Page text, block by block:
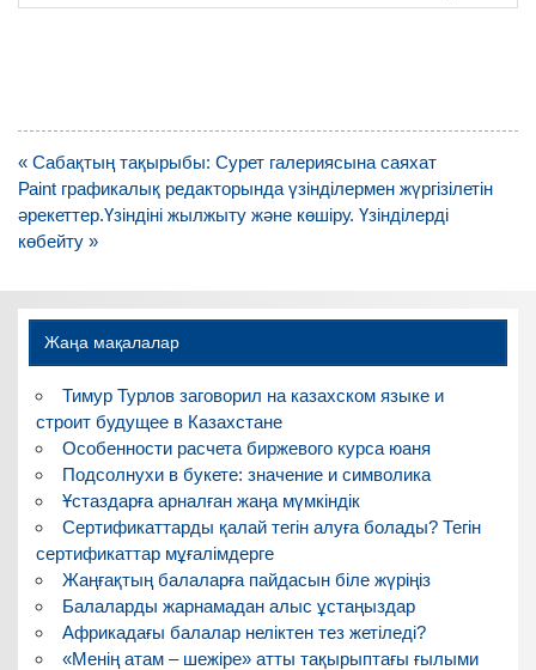
Навигация
по
записям
« Сабақтың тақырыбы: Сурет галериясына саяхат
Раіnt графикалық редакторында үзінділермен жүргізілетін
әрекеттер.Үзіндіні жылжыту және көшіру. Үзінділерді
көбейту »
Жаңа мақалалар
Тимур Турлов заговорил на казахском языке и
строит будущее в Казахстане
Особенности расчета биржевого курса юаня
Подсолнухи в букете: значение и символика
Ұстаздарға арналған жаңа мүмкіндік
Сертификаттарды қалай тегін алуға болады? Тегін
сертификаттар мұғалімдерге
Жаңғақтың балаларға пайдасын біле жүріңіз
Балаларды жарнамадан алыс ұстаңыздар
Африкадағы балалар неліктен тез жетіледі?
«Менің атам – шежіре» атты тақырыптағы ғылыми